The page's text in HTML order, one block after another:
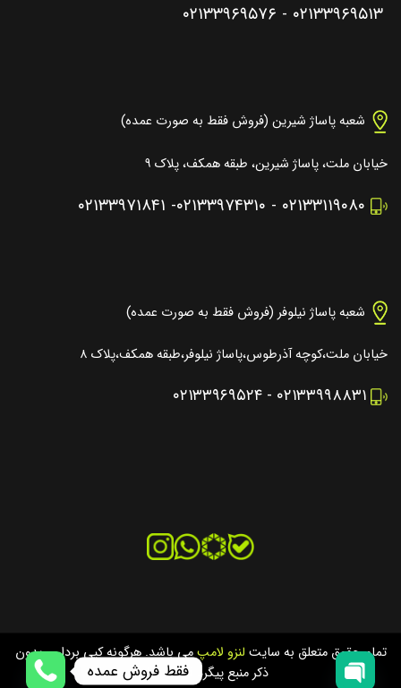
۰۲۱۳۳۹۶۹۵۱۳ - ۰۲۱۳۳۹۶۹۵۷۶
شعبه پاساژ شیرین (فروش فقط به صورت عمده)
خیابان ملت، پاساژ شیرین، طبقه همکف، پلاک ۹
۰۲۱۳۳۱۱۹۰۸۰ - ۰۲۱۳۳۹۷۴۳۱۰- ۰۲۱۳۳۹۷۱۸۴۱
شعبه پاساژ نیلوفر (فروش فقط به صورت عمده)
خیابان ملت،کوچه آذرطوس،پاساژ نیلوفر،طبقه همکف،پلاک ۸
۰۲۱۳۳۹۹۸۸۳۱ - ۰۲۱۳۳۹۶۹۵۲۴
تمام حقوق متعلق به سایت لنزو لامپمی باشد. هرگونه کپی برداری بدون
ذکر منبع پیگرد قانونی دارد.
فقط فروش عمده